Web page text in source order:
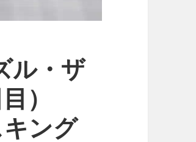
ル・ザ
）
キング